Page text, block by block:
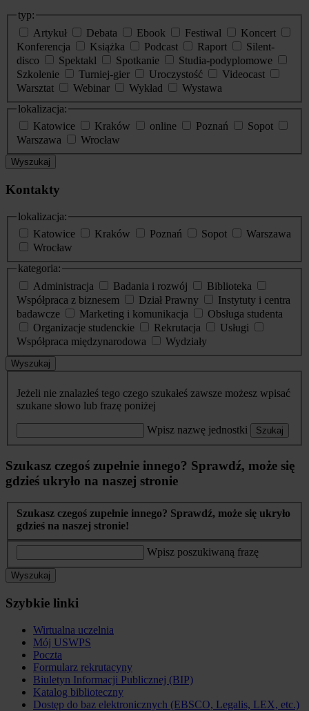
typ:
Artykuł
Debata Ebook Festiwal
Koncert
Konferencja
Książka Podcast Raport
Silent-
disco
Spektakl Spotkanie
Studia-podyplomowe
Szkolenie
Turniej-gier Uroczystość
Videocast
Warsztat
Webinar Wykład
Wystawa
lokalizacja:
Katowice
Kraków online Poznań
Sopot
Warszawa
Wrocław
Wyszukaj
Kontakty
lokalizacja:
Katowice
Kraków Poznań Sopot
Warszawa
Wrocław
kategoria:
Administracja
Badania i rozwój
Biblioteka
Współpraca z biznesem
Dział Prawny
Instytuty i centra
badawcze
Marketing i komunikacja
Obsługa studenta
Organizacje studenckie
Rekrutacja
Usługi
Współpraca międzynarodowa
Wydziały
Wyszukaj
Jeżeli nie znalazłeś tego czego szukałeś zawsze możesz wpisać
szukane słowo lub frazę poniżej
Wpisz nazwę jednostki Szukaj
Szukasz czegoś zupełnie innego? Sprawdź, może się
gdzieś ukryło na naszej stronie
Szukasz czegoś zupełnie innego? Sprawdź, może się ukryło
gdzieś na naszej stronie!
Wpisz poszukiwaną frazę
Wyszukaj
Szybkie linki
Wirtualna uczelnia
Mój USWPS
Poczta
Formularz rekrutacyny
Biuletyn Informacji Publicznej (BIP)
Katalog biblioteczny
Dostęp do baz elektronicznych (EBSCO, Legalis, LEX, etc.)